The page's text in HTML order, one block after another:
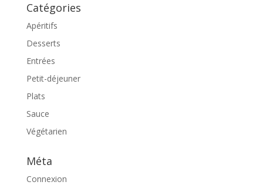
Catégories
Apéritifs
Desserts
Entrées
Petit-déjeuner
Plats
Sauce
Végétarien
Méta
Connexion